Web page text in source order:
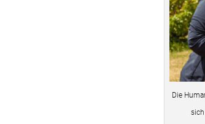
Die